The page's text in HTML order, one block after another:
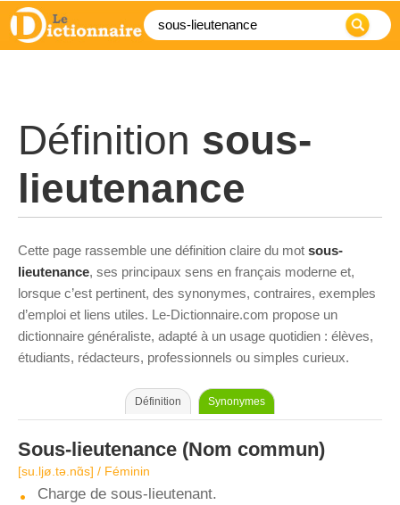
Définition sous-
lieutenance
Cette page rassemble une définition claire du mot sous-
lieutenance, ses principaux sens en français moderne et,
lorsque c’est pertinent, des synonymes, contraires, exemples
d’emploi et liens utiles. Le-Dictionnaire.com propose un
dictionnaire généraliste, adapté à un usage quotidien : élèves,
étudiants, rédacteurs, professionnels ou simples curieux.
Définition Synonymes
Sous-lieutenance (Nom commun)
[su.ljø.tə.nɑ̃s] / Féminin
Charge de sous-lieutenant.